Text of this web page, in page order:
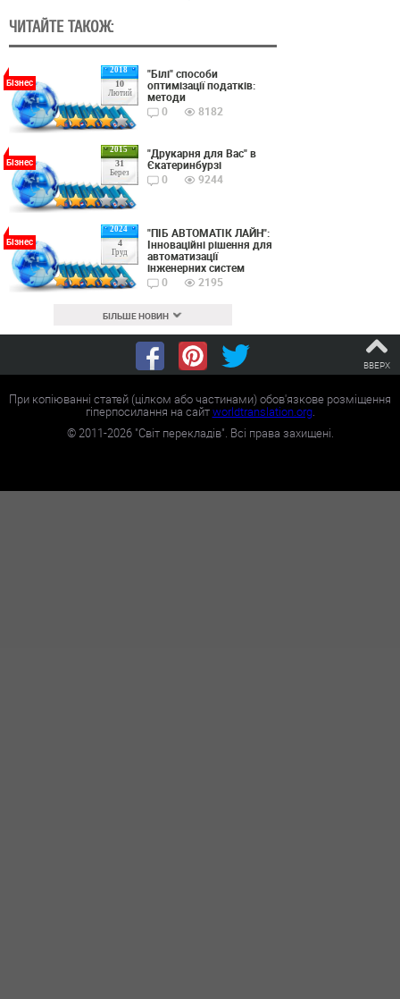
ЧИТАЙТЕ ТАКОЖ:
2018
10
Лютий
Бізнес
"Білі" способи
оптимізації податків:
методи
0
8182
2015
31
Берез
Бізнес
"Друкарня для Вас" в
Єкатеринбурзі
0
9244
2024
4
Груд
Бізнес
"ПІБ АВТОМАТІК ЛАЙН":
Інноваційні рішення для
автоматизації
інженерних систем
0
2195
БІЛЬШЕ НОВИН
ВВЕРХ
При копіюванні статей (цілком або частинами) обов'язкове розміщення
гіперпосилання на сайтworldtranslation.org.
©2011-2026"Світ перекладів". Всі права захищені.